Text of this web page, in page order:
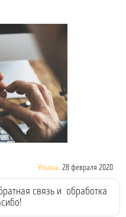
Ульяна, 28 февраля 2020
связь и обработка